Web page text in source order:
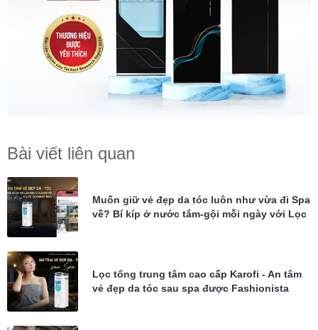
Bài viết liên quan
Muốn giữ vẻ đẹp da tóc luôn như vừa đi Spa
về? Bí kíp ở nước tắm-gội mỗi ngày với Lọc
Lọc tổng trung tâm cao cấp Karofi - An tâm
vẻ đẹp da tóc sau spa được Fashionista